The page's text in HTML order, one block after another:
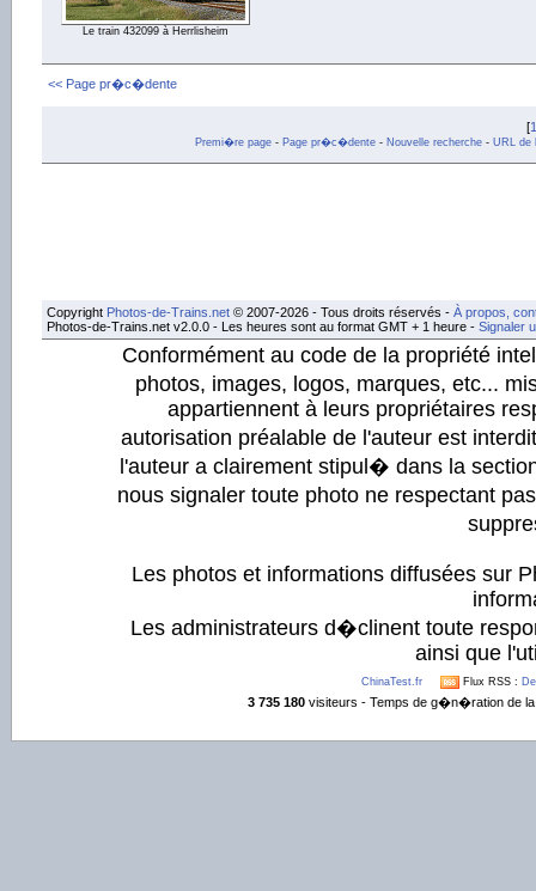
Le train 432099 à Herrlisheim
<< Page pr�c�dente
[1
Premi�re page - Page pr�c�dente - Nouvelle recherche - URL de
Copyright Photos-de-Trains.net © 2007-2026 - Tous droits réservés - À propos,
Photos-de-Trains.net v2.0.0 - Les heures sont au format GMT + 1 heure - Signaler
Conformément au code de la propriété
photos, images, logos, marques, etc...
appartiennent à leurs propriétaires
autorisation préalable de l'auteur est
l'auteur a clairement stipul� dans la
nous signaler toute photo ne respectant
Les photos et informations diffusées sur
Les administrateurs d�clinent toute
ainsi que
ChinaTest.fr Flux RSS :
3 735 180visiteurs - Temps de g�n�ration de